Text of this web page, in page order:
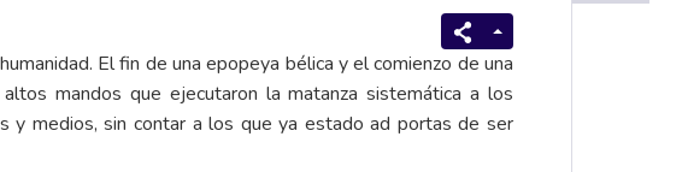
El fin de una epopeya bélica y el comienzo de una
mandos que ejecutaron la matanza sistemática a los
y medios, sin contar a los que ya estado ad portas de ser